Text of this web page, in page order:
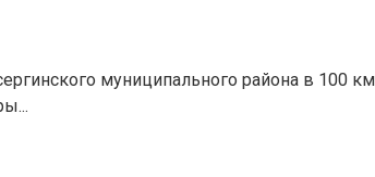
муниципального района в 100